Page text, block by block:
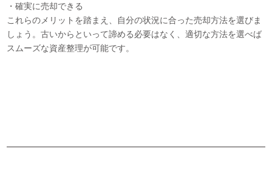
・確実に売却できる
これらのメリットを踏まえ、自分の状況に合った売却方法を選びま
しょう。古いからといって諦める必要はなく、適切な方法を選べば
スムーズな資産整理が可能です。